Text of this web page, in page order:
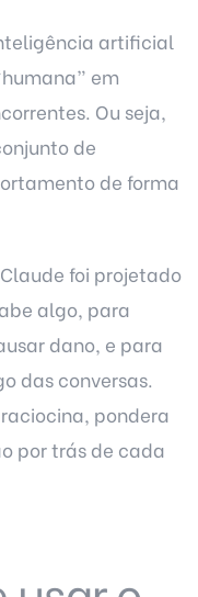
artificial
em
Ou seja,
de
de forma
foi projetado
algo, para
dano, e para
das conversas.
pondera
por trás de cada